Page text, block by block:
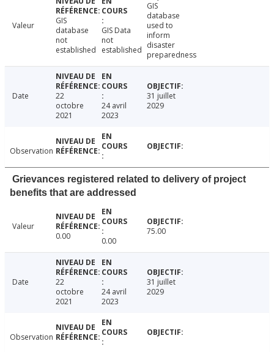
Valeur
GIS
database
not
established
GIS Data
not
established
GIS
database
used to
inform
disaster
preparedness
Date
22
octobre
2021
24 avril
2023
31 juillet
2029
Observation
Grievances registered related to delivery of project
benefits that are addressed
Valeur
0.00
0.00
75.00
Date
22
octobre
2021
24 avril
2023
31 juillet
2029
Observation